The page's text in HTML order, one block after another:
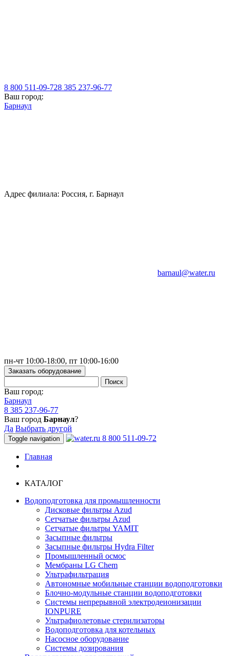
8 800 511-09-728 385 237-96-77
Ваш город:
Барнаул
Адрес филиала: Россия, г. Барнаул
barnaul@water.ru
пн-чт 10:00-18:00, пт 10:00-16:00
Заказать оборудование
Ваш город:
Барнаул
8 385 237-96-77
Ваш город Барнаул?
Да Выбрать другой
Toggle navigation 8 800 511-09-72
Главная
КАТАЛОГ
Водоподготовка для промышленности
Дисковые фильтры Azud
Сетчатые фильтры Azud
Сетчатые фильтры YAMIT
Засыпные фильтры
Засыпные фильтры Hydra Filter
Промышленный осмос
Мембраны LG Chem
Ультрафильтрация
Автономные мобильные станции водоподготовки
Блочно-модульные станции водоподготовки
Системы непрерывной электродеионизации
IONPURE
Ультрафиолетовые стерилизаторы
Водоподготовка для котельных
Насосное оборудование
Системы дозирования